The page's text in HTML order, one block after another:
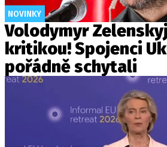
NOVINKY
Volodymyr
kritikou! Spojenci
pořádně schytali